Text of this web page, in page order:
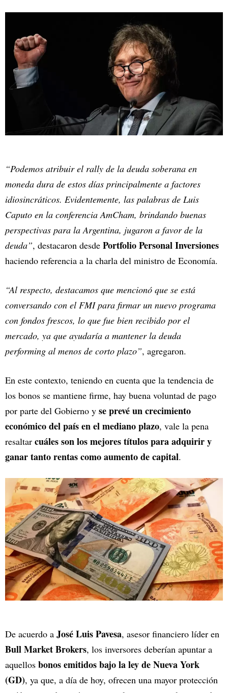
“Podemos atribuir el rally de la deuda soberana en
moneda dura de estos días principalmente a factores
idiosincráticos. Evidentemente, las palabras de Luis
Caputo en la conferencia AmCham, brindando buenas
perspectivas para la Argentina, jugaron a favor de la
deuda”, destacaron desde Portfolio Personal Inversiones
haciendo referencia a la charla del ministro de Economía.
“Al respecto, destacamos que mencionó que se está
conversando con el FMI para firmar un nuevo programa
con fondos frescos, lo que fue bien recibido por el
mercado, ya que ayudaría a mantener la deuda
performing al menos de corto plazo”, agregaron.
En este contexto, teniendo en cuenta que la tendencia de
los bonos se mantiene firme, hay buena voluntad de pago
por parte del Gobierno y se prevé un crecimiento
económico del país en el mediano plazo, vale la pena
resaltar cuáles son los mejores títulos para adquirir y
ganar tanto rentas como aumento de capital.
De acuerdo a José Luis Pavesa, asesor financiero líder en
Bull Market Brokers, los inversores deberían apuntar a
aquellos bonos emitidos bajo la ley de Nueva York
(GD), ya que, a día de hoy, ofrecen una mayor protección